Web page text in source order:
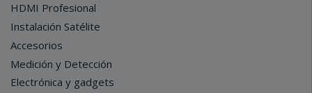
HDMI Profesional
Instalación Satélite
Accesorios
Medición y Detección
Electrónica y gadgets